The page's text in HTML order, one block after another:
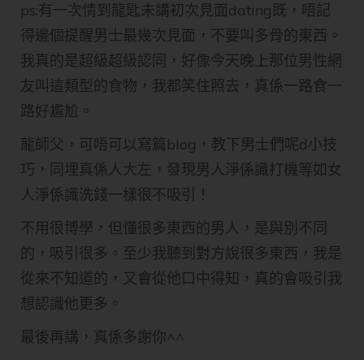
ps:有一次情到龍匙未講初次見面dating既，唔記
得邊個提醒男士最幾次見面，不要叫多骨的東西。
我真的是超級超級認同，好像今天晚上那位男性網
友叫這類型的食物，我都笑住照去，真係一路食一
路好尷尬。
龍師父，可唔可以寫篇blog，教下男士們呢d小技
巧，同埋真係人大左，發現男人淨係識打機等如女
人淨係識洗錢一樣很不吸引！
不用很博學，但懂很多東西的男人，是與別不同
的，吸引很多。至少我聽到對方說很多東西，我是
從來不知道的，又會從他口中得知，真的會吸引我
想認識他更多。
最後再講，真係多謝你^^